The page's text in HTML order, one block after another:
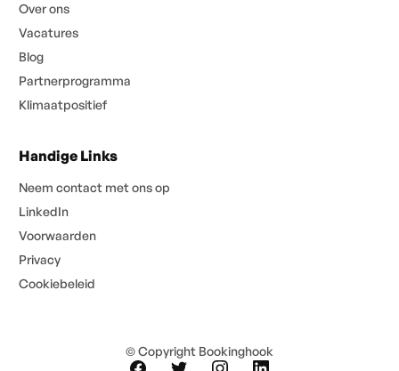
Over ons
Vacatures
Blog
Partnerprogramma
Klimaatpositief
Handige Links
Neem contact met ons op
LinkedIn
Voorwaarden
Privacy
Cookiebeleid
© Copyright Bookinghook